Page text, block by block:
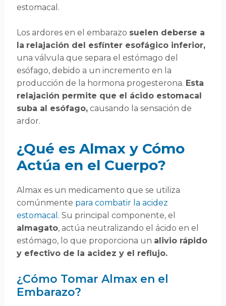
estomacal.
Los ardores en el embarazo suelen deberse a
la relajación del esfínter esofágico inferior,
una válvula que separa el estómago del
esófago, debido a un incremento en la
producción de la hormona progesterona. Esta
relajación permite que el ácido estomacal
suba al esófago,causando la sensación de
ardor.
¿Qué es Almax y Cómo
Actúa en el Cuerpo?
Almax es un medicamento que se utiliza
comúnmente para combatir la acidez
estomacal . Su principal componente, el
almagato, actúa neutralizando el ácido en el
estómago, lo que proporciona un alivio rápido
y efectivo de la acidez y el reflujo.
¿Cómo Tomar Almax en el
Embarazo?